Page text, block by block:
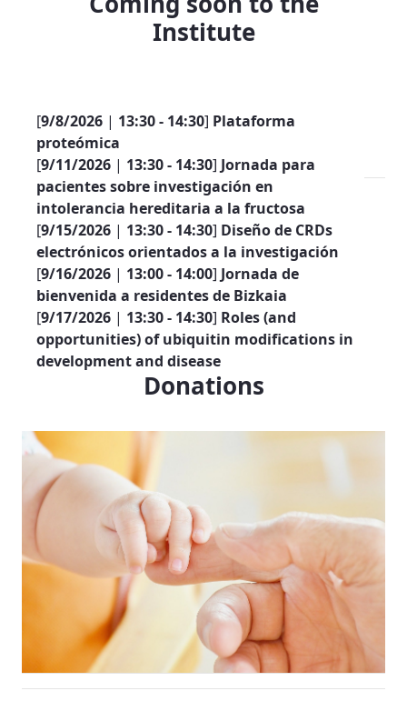
Institute
[9/8/2026 | 13:30 - 14:30] Plataforma
proteómica
[9/11/2026 | 13:30 - 14:30] Jornada para
pacientes sobre investigación en
intolerancia hereditaria a la fructosa
[9/15/2026 | 13:30 - 14:30] Diseño de CRDs
electrónicos orientados a la investigación
[9/16/2026 | 13:00 - 14:00] Jornada de
bienvenida a residentes de Bizkaia
[9/17/2026 | 13:30 - 14:30] Roles (and
opportunities) of ubiquitin modifications in
development and disease
Donations